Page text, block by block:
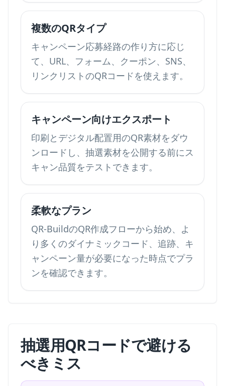
複数のQRタイプ
キャンペーン応募経路の作り方に応じ
て、URL、フォーム、クーポン、SNS、
リンクリストのQRコードを使えます。
キャンペーン向けエクスポート
印刷とデジタル配置用のQR素材をダウ
ンロードし、抽選素材を公開する前にス
キャン品質をテストできます。
柔軟なプラン
QR-BuildのQR作成フローから始め、よ
り多くのダイナミックコード、追跡、キ
ャンペーン量が必要になった時点でプラ
ンを確認できます。
抽選用QRコードで避ける
べきミス